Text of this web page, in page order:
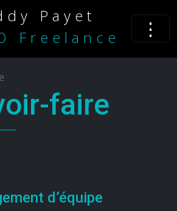
Payet
Freelance
⋮
faire
d’équipe